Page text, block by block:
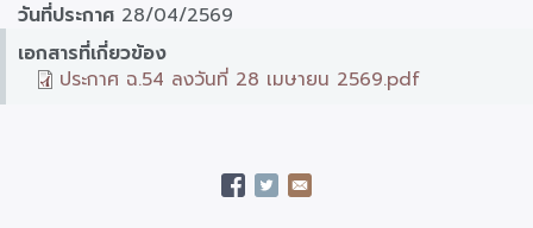
วันที่ประกาศ 28/04/2569
เอกสารที่เกี่ยวข้อง
ประกาศ ฉ.54 ลงวันที่ 28 เมษายน 2569.pdf